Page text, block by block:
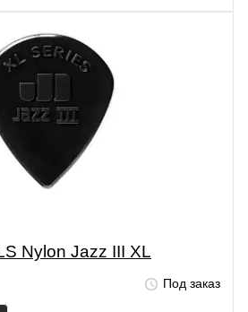
Nylon Jazz III XL
Под заказ